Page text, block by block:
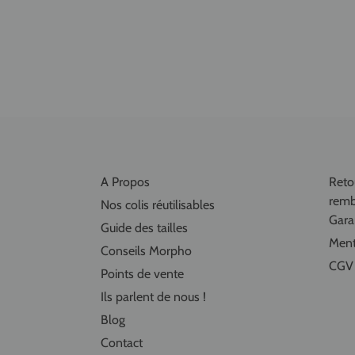
A Propos
Nos colis réutilisables
Guide des tailles
Conseils Morpho
Points de vente
Ils parlent de nous !
Blog
Contact
CGV